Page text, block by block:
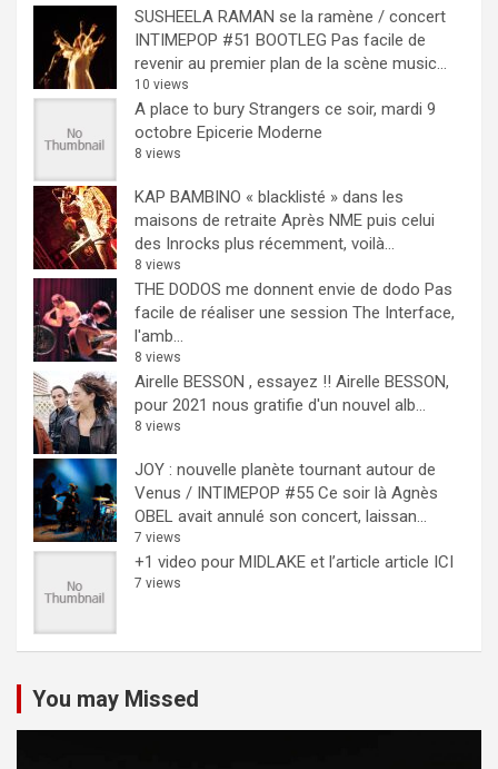
SUSHEELA RAMAN se la ramène / concert
INTIMEPOP #51 BOOTLEG Pas facile de
revenir au premier plan de la scène music...
10 views
A place to bury Strangers ce soir, mardi 9
octobre Epicerie Moderne
8 views
KAP BAMBINO « blacklisté » dans les
maisons de retraite Après NME puis celui
des Inrocks plus récemment, voilà...
8 views
THE DODOS me donnent envie de dodo Pas
facile de réaliser une session The Interface,
l'amb...
8 views
Airelle BESSON , essayez !! Airelle BESSON,
pour 2021 nous gratifie d'un nouvel alb...
8 views
JOY : nouvelle planète tournant autour de
Venus / INTIMEPOP #55 Ce soir là Agnès
OBEL avait annulé son concert, laissan...
7 views
+1 video pour MIDLAKE et l’article article ICI
7 views
You may Missed